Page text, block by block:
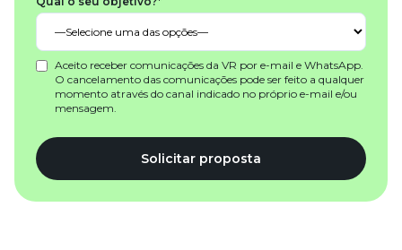
Aceito receber comunicações da VR por e-mail e WhatsApp.
O cancelamento das comunicações pode ser feito a qualquer
momento através do canal indicado no próprio e-mail e/ou
mensagem.
Solicitar proposta